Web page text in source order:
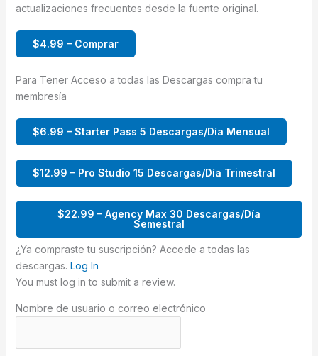
actualizaciones frecuentes desde la fuente original.
$4.99 – Comprar
Para Tener Acceso a todas las Descargas compra tu
membresía
$6.99 – Starter Pass 5 Descargas/Día Mensual
$12.99 – Pro Studio 15 Descargas/Día Trimestral
$22.99 – Agency Max 30 Descargas/Día
Semestral
¿Ya compraste tu suscripción? Accede a todas las
descargas. Log In
You must log in to submit a review.
Nombre de usuario o correo electrónico